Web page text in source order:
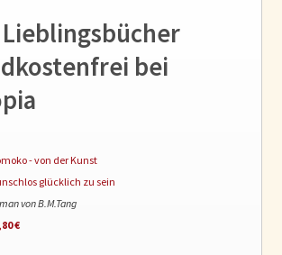
Lieblingsbücher
bei
- von der Kunst
glücklich zu sein
von B.M.Tang
€